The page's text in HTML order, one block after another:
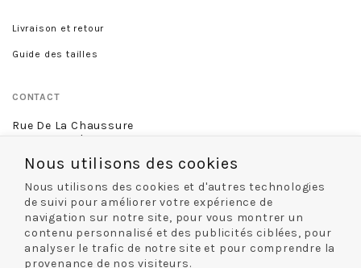
Livraison et retour
Guide des tailles
CONTACT
Rue De La Chaussure
46 rue Royale
02 38 68 60 13
NOS MODES DE LIVRAISON
Nous utilisons des cookies
Nous utilisons des cookies et d'autres technologies
de suivi pour améliorer votre expérience de
navigation sur notre site, pour vous montrer un
contenu personnalisé et des publicités ciblées, pour
analyser le trafic de notre site et pour comprendre la
provenance de nos visiteurs.